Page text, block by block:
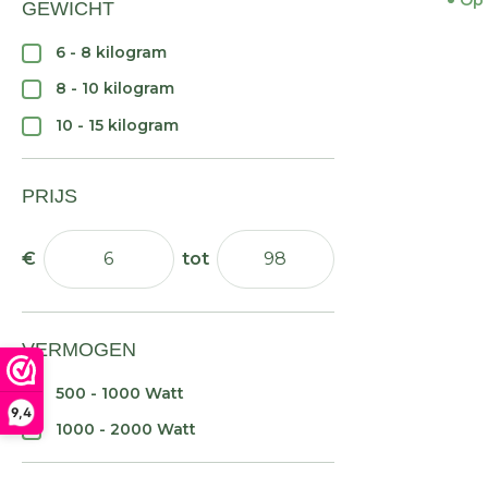
9,4
GEWICHT
6 - 8 kilogram
8 - 10 kilogram
10 - 15 kilogram
PRIJS
VERMOGEN
500 - 1000 Watt
1000 - 2000 Watt